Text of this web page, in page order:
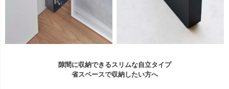
隙間に収納できるスリムな自立タイプ
省スペースで収納したい方へ